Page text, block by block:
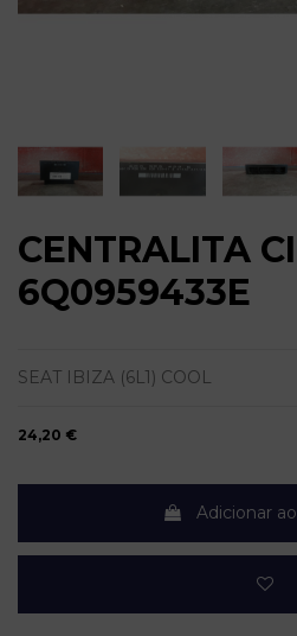
CENTRALITA
6Q0959433E
SEAT IBIZA (6L1) COOL
24,20 €
Adicionar